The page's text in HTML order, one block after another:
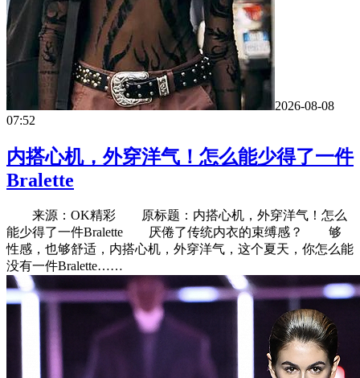
2026-08-08
07:52
内搭心机，外穿洋气！怎么能少得了一件
Bralette
来源：OK精彩 原标题：内搭心机，外穿洋气！怎么
能少得了一件Bralette 厌倦了传统内衣的束缚感？ 够
性感，也够舒适，内搭心机，外穿洋气，这个夏天，你怎么能
没有一件Bralette……